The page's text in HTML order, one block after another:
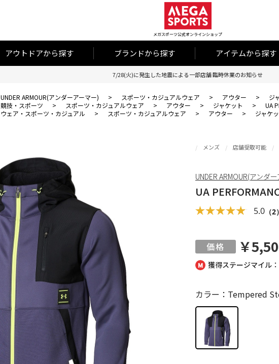
メガスポーツ公式オンラインショップ
アウトドアから探す ブランドから探す アイテムから探す
7/28(火)に発生した地震による一部店舗 臨時休業のお知らせ
UNDER ARMOUR(アンダーアーマー) > スポーツ・カジュアルウェア > アウター > ジ
競技・スポーツ > スポーツ・カジュアルウェア > アウター > ジャケット >
UA
ウェア・スポーツ・カジュアル > スポーツ・カジュアルウェア > アウター > ジャケ
獲得ステージマイル
メンズ 店舗受取可能
UA
5.0 （2）
￥
カラー：Tempered
UNDER ARMOUR(アンダ